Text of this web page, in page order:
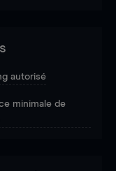
autorisé
minimale de